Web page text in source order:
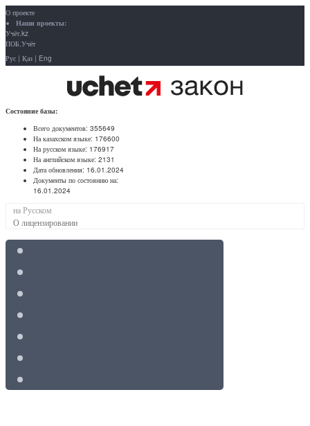
О проекте
Наши проекты:
Учёт.kz
ПОБ.Учёт
Рус | Қаз | Eng
Состояние базы:
Всего документов: 355649
На казахском языке: 176600
На русском языке: 176917
На английском языке: 2131
Дата обновления: 16.01.2024
Документы по состоянию на:
16.01.2024
на Русском
О лицензировании